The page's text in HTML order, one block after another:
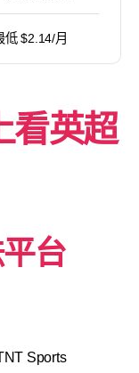
低 $2.14/月
看英超
台
Sports